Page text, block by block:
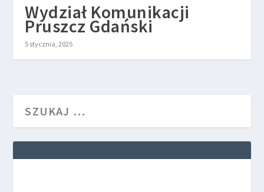
Wydział Komunikacji
Pruszcz Gdański
5 stycznia, 2025